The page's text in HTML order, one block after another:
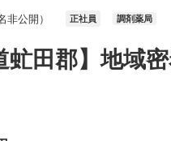
公開） 正社員 調剤薬局
田郡】地域